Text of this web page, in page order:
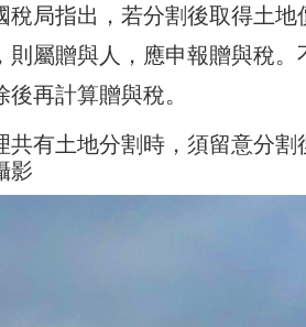
稅局指出，若分割後取得土
則屬贈與人，應申報贈與稅
再計算贈與稅。
共有土地分割時，須留意分
影